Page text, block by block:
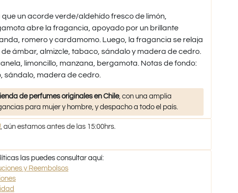
que un acorde verde/aldehído fresco de limón,
abre la fragancia, apoyado por un brillante
romero y cardamomo. Luego, la fragancia se relaja
ámbar, almizcle, tabaco, sándalo y madera de cedro.
limoncillo, manzana, bergamota. Notas de fondo:
sándalo, madera de cedro.
de perfumes originales en Chile, con una amplia
para mujer y hombre, y despacho a todo el país.
, aún estamos antes de las 15:00hrs.
las puedes consultar aquí:
y Reembolsos